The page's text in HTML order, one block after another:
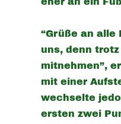
“Grüße an
uns, denn
mitnehmen”,
mit einer
wechselte
ersten zwei